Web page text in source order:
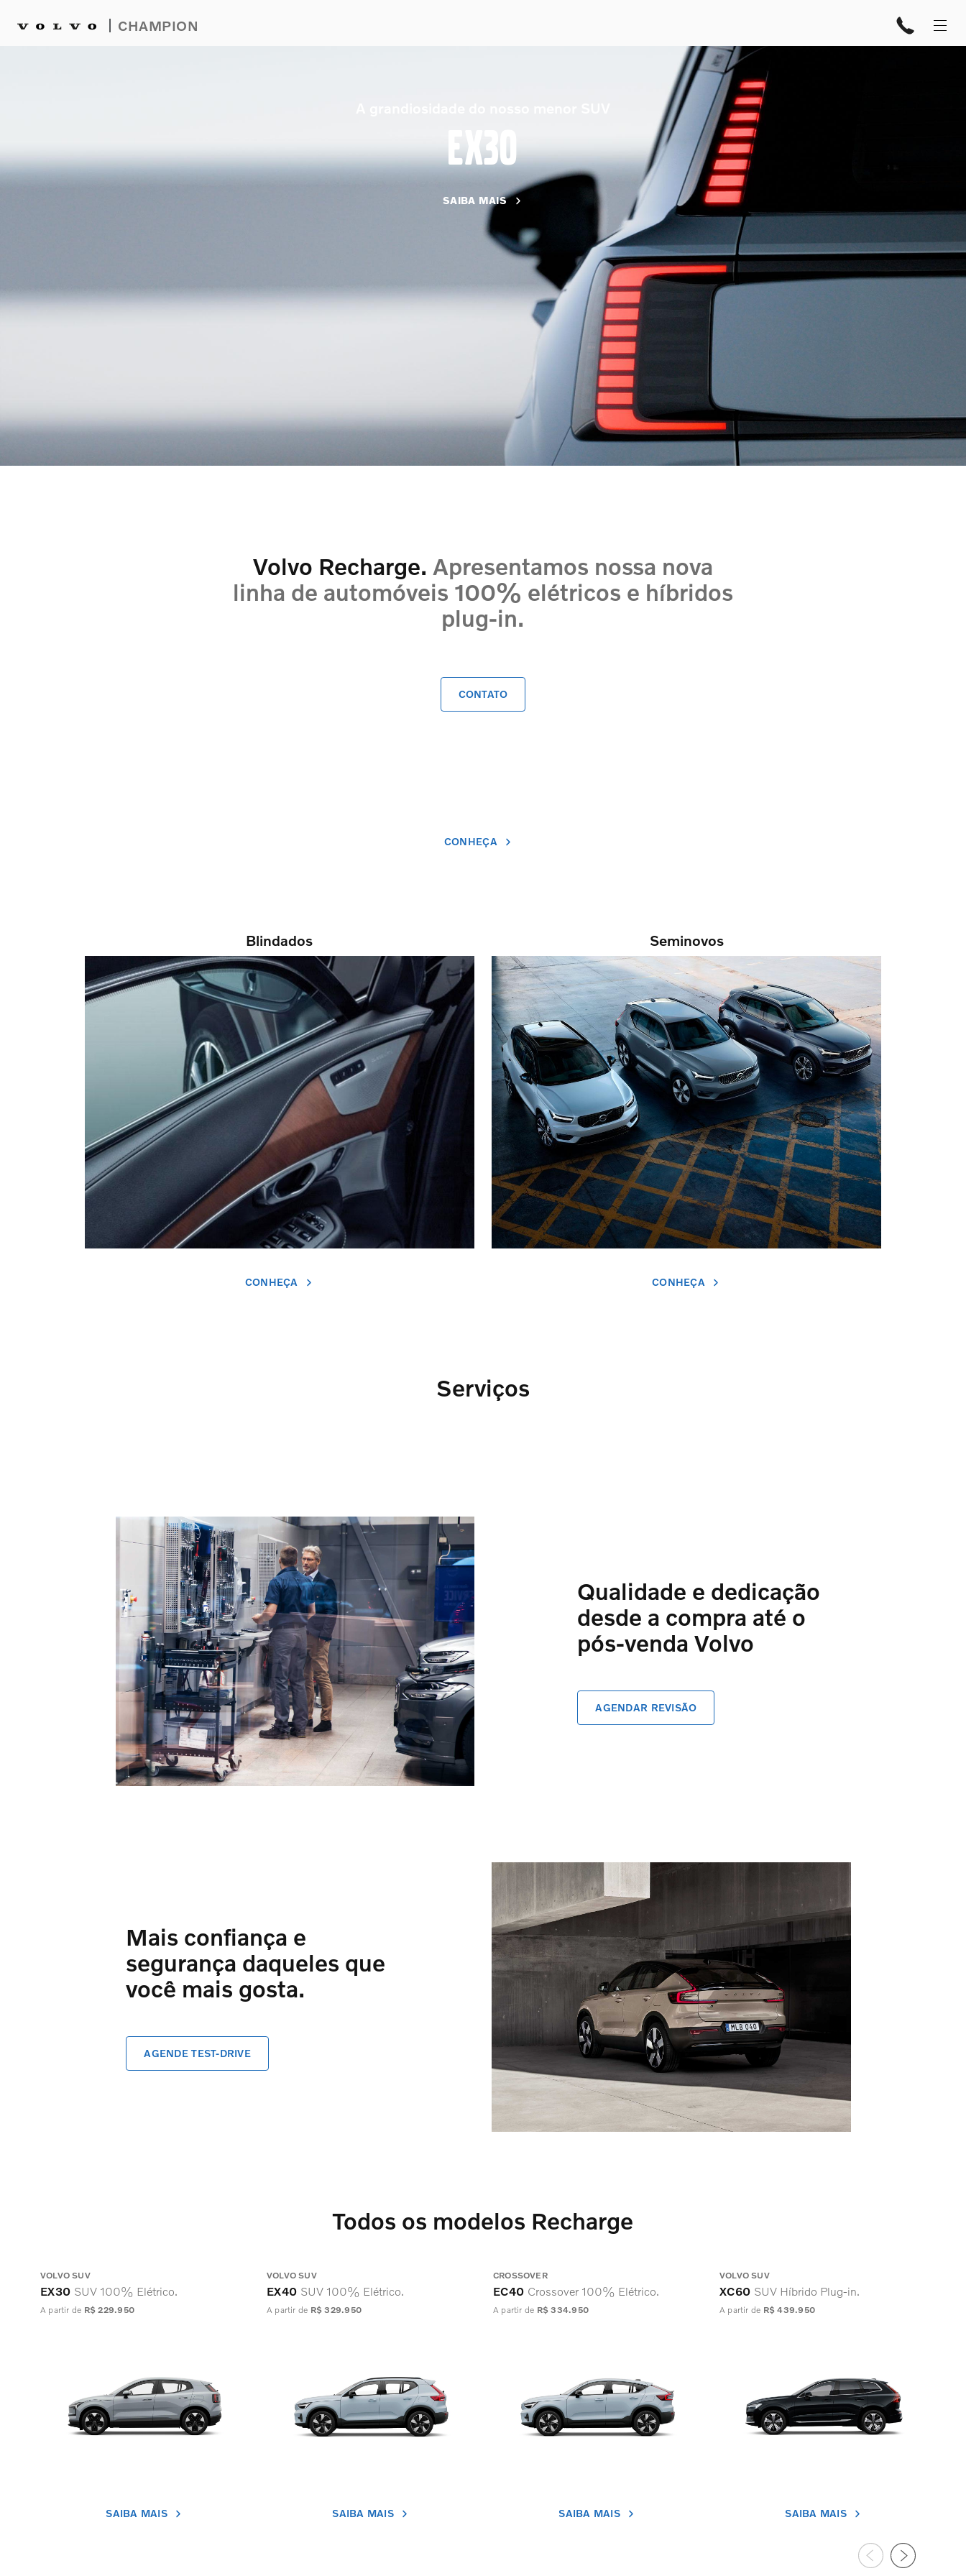
CHAMPION
EX30
SAIBA MAIS
Volvo Recharge. Apresentamos nossa nova
linha de automóveis 100% elétricos e híbridos
plug-in.
CONTATO
CONHEÇA
Blindados
CONHEÇA
Seminovos
CONHEÇA
Serviços
Qualidade e dedicação
desde a compra até o
pós-venda Volvo
AGENDAR REVISÃO
Mais confiança e
segurança daqueles que
você mais gosta.
AGENDE TEST-DRIVE
Todos os modelos Recharge
VOLVO SUV
EX30 SUV 100% Elétrico.
A partir de R$ 229.950
SAIBA MAIS
VOLVO SUV
EX40 SUV 100% Elétrico.
A partir de R$ 329.950
SAIBA MAIS
CROSSOVER
EC40 Crossover 100% Elétrico.
A partir de R$ 334.950
SAIBA MAIS
VOLVO SUV
XC60 SUV Híbrido Plug-in.
A partir de R$ 439.950
SAIBA MAIS